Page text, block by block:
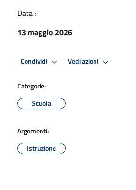
Data :
13 maggio 2026
Condividi Vedi azioni
Categorie:
Scuola
Argomenti:
Istruzione